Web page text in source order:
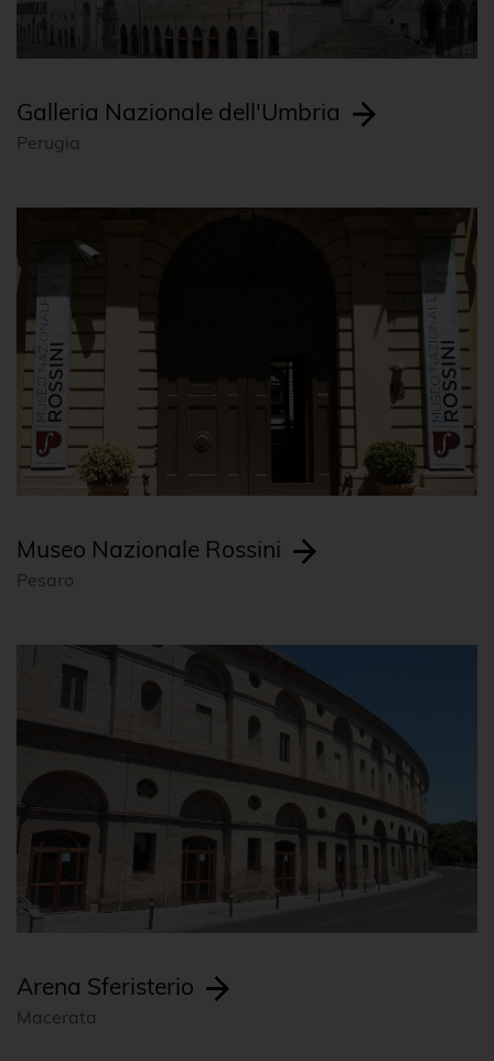
Galleria Nazionale dell'Umbria
Perugia
Museo Nazionale Rossini
Pesaro
Arena Sferisterio
Macerata